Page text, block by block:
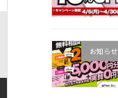
お知らせ